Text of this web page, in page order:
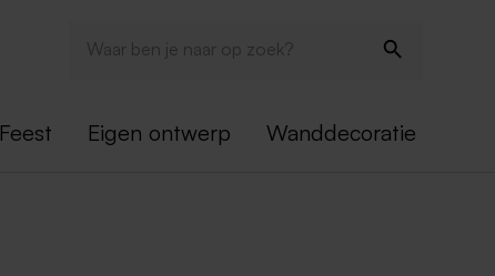
Feest Eigen ontwerp Wanddecoratie